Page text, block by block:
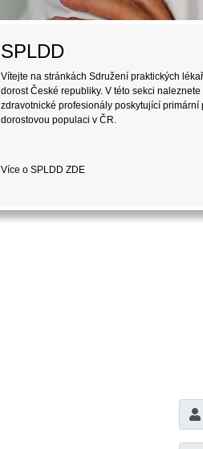
SPLDD
Vítejte na stránkách Sdružení praktických
dorost České republiky. V této sekci
zdravotnické profesionály poskytující primární
dorostovou populaci v ČR.
Více o SPLDD ZDE